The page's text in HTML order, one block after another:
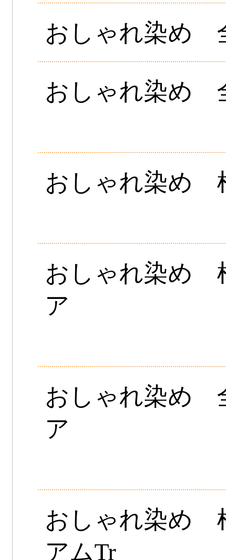
おしゃれ染め
おしゃれ染め
おしゃれ染め
おしゃれ染め
ア
おしゃれ染め
ア
おしゃれ染め
アムTr